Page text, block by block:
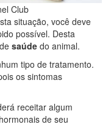
Club
situação, você deve
possível. Desta
saúde do animal.
tipo de tratamento.
os sintomas
receitar algum
de seu